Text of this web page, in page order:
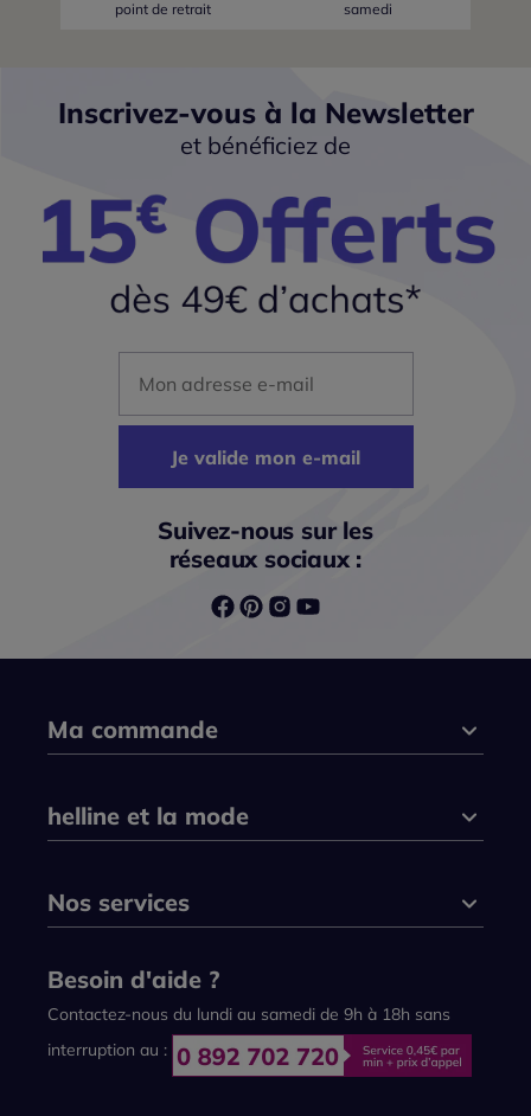
point de retrait
samedi
Inscrivez-vous à la Newsletter
et bénéficiez de
Je valide mon e-mail
Suivez-nous sur les
réseaux sociaux :
Ma commande
helline et la mode
Nos services
Besoin d'aide ?
Contactez-nous du lundi au samedi de 9h à 18h sans
interruption au :